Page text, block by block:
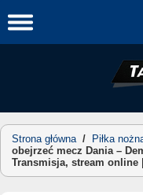
to
Strona główna/ Piłka
obejrzeć mecz Dania –
Transmisja, stream online